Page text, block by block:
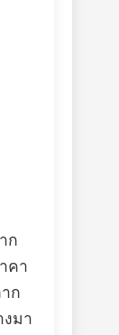
ก
คา
ก
มา